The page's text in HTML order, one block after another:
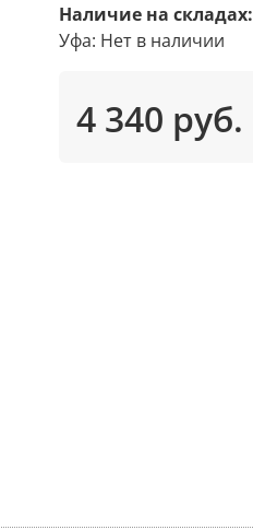
Наличие на складах:
Уфа: Нет в наличии
4 340 руб.